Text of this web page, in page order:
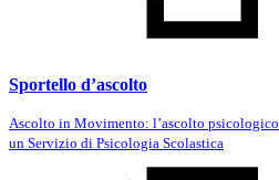
Sportello d’ascolto
Ascolto in Movimento: l’ascolto
un Servizio di Psicologia Scolastica